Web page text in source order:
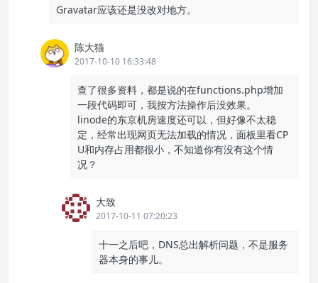
Gravatar应该还是没改对地方。
陈大猫
2017-10-10 16:33:48
查了很多资料，都是说的在functions.php增加
一段代码即可，我按方法操作后没效果。
linode的东京机房速度还可以，但好像不太稳
定，经常出现网页无法加载的情况，面板里看CP
U和内存占用都很小，不知道你有没有这个情
况？
大致
2017-10-11 07:20:23
十一之后吧，DNS总出解析问题，不是服务
器本身的事儿。